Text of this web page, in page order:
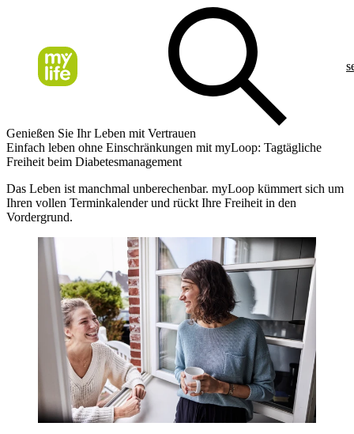
Genießen Sie Ihr Leben mit Vertrauen
Einfach leben ohne Einschränkungen mit myLoop: Tagtägliche
Freiheit beim Diabetesmanagement
Das Leben ist manchmal unberechenbar. myLoop kümmert sich um
Ihren vollen Terminkalender und rückt Ihre Freiheit in den
Vordergrund.